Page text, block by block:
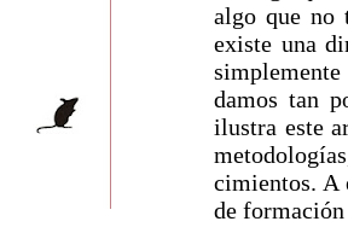
algo que no
existe una
damos tan
ilustra este
cimientos. A
de